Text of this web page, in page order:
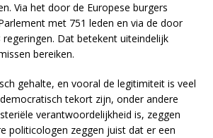
Via het door de Europese burgers
met 751 leden en via de door
Dat betekent uiteindelijk
bereiken.
gehalte, en vooral de legitimiteit is veel
tekort zijn, onder andere
verantwoordelijkheid is, zeggen
politicologen zeggen juist dat er een